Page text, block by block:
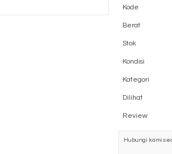
Kode
Berat
Stok
Kondisi
Kategori
Dilihat
Review
Hubungi kami